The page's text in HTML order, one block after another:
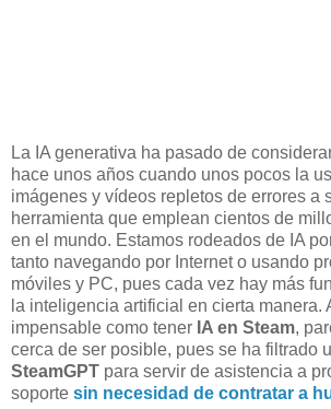
La IA generativa ha pasado de
hace unos años cuando unos pocos la
imágenes y vídeos repletos de errores a
herramienta que emplean cientos de
en el mundo. Estamos rodeados de IA
tanto navegando por Internet o usando
móviles y PC, pues cada vez hay más
la inteligencia artificial en cierta manera.
impensable como tener IA en Steam,
cerca de ser posible, pues se ha filtrado
SteamGPT para servir de asistencia a
soporte sin necesidad de contratar a